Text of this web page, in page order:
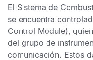
El Sistema de
se encuentra
Control Module),
del grupo de
comunicación. Estos